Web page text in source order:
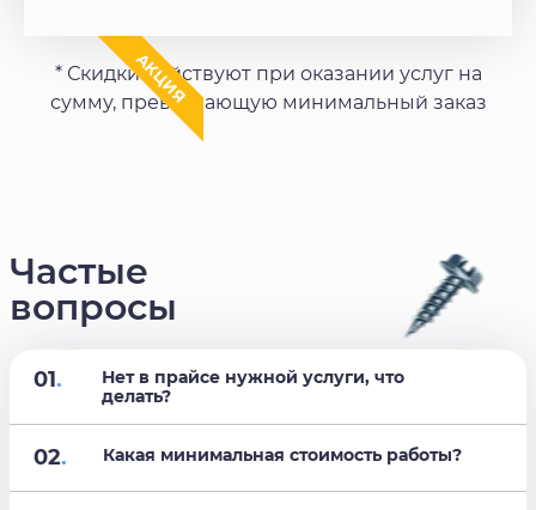
АКЦИЯ
* Скидки действуют при оказании услуг на
сумму, превышающую минимальный заказ
Частые
вопросы
01.
Нет в прайсе нужной услуги, что
делать?
02. Какая минимальная стоимость работы?